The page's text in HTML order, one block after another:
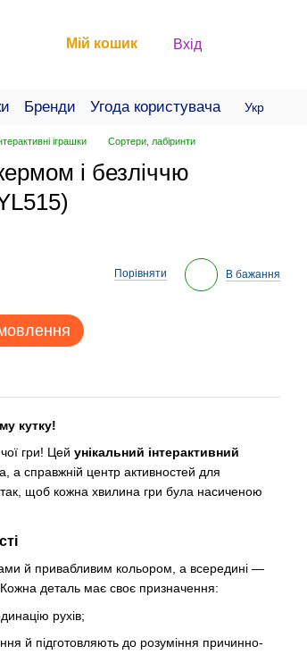
Мій кошик Вхід
Бренди
Угода користувача
Укр
іграшки Сортери, лабіринти
і безліччю
Порівняти В бажання
кутку!
гри! Цей унікальний інтерактивний
а справжній центр активностей для
так, щоб кожна хвилина гри була насиченою
й привабливим кольором, а всередині —
Кожна деталь має своє призначення:
рухів;
й підготовляють до розуміння причинно-